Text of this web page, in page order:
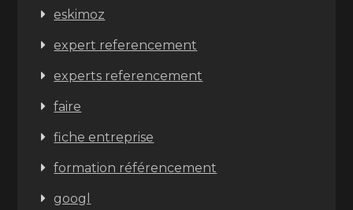
eskimoz
expert referencement
experts referencement
faire
fiche entreprise
formation référencement
googl